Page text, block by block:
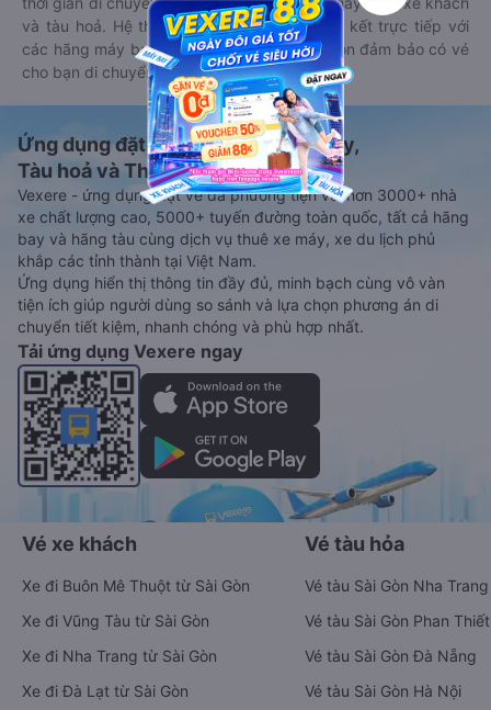
và tàu hoả. Hệ thống của Goyolo được liên kết trực tiếp với
các hãng máy bay, xe khách và tàu hoả, luôn đảm bảo có vé
cho bạn di chuyển.
Ứng dụng đặt vé Xe khách, Máy bay,
Tàu hoả và Thuê xe
Vexere - ứng dụng đặt vé đa phương tiện với hơn 3000+ nhà
xe chất lượng cao, 5000+ tuyến đường toàn quốc, tất cả hãng
bay và hãng tàu cùng dịch vụ thuê xe máy, xe du lịch phủ
khắp các tỉnh thành tại Việt Nam.
Ứng dụng hiển thị thông tin đầy đủ, minh bạch cùng vô vàn
tiện ích giúp người dùng so sánh và lựa chọn phương án di
chuyển tiết kiệm, nhanh chóng và phù hợp nhất.
Tải ứng dụng Vexere ngay
Vé xe khách
Xe đi Buôn Mê Thuột từ Sài Gòn
Xe đi Vũng Tàu từ Sài Gòn
Xe đi Nha Trang từ Sài Gòn
Xe đi Đà Lạt từ Sài Gòn
Vé tàu hỏa
Vé tàu Sài Gòn Nha Trang
Vé tàu Sài Gòn Phan Thiết
Vé tàu Sài Gòn Đà Nẵng
Vé tàu Sài Gòn Hà Nội